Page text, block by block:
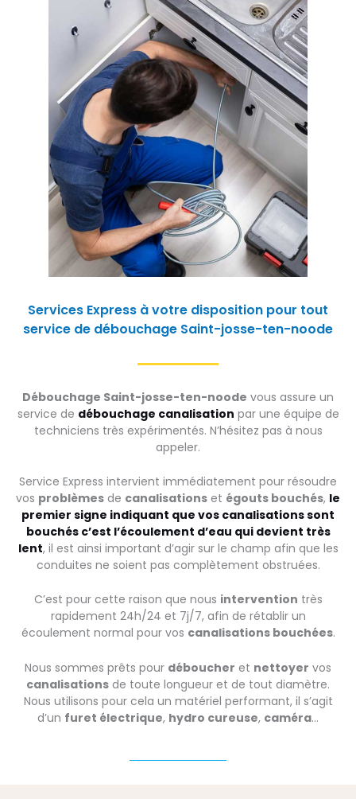
Services Express à votre disposition pour tout
service de débouchage Saint-josse-ten-noode
Débouchage Saint-josse-ten-noode vous assure un
service de débouchage canalisation par une équipe de
techniciens très expérimentés. N’hésitez pas à nous
appeler.
Service Express intervient immédiatement pour résoudre
vos problèmes de canalisations et égouts bouchés, le
premier signe indiquant que vos canalisations sont
bouchés c’est l’écoulement d’eau qui devient très
lent, il est ainsi important d’agir sur le champ afin que les
conduites ne soient pas complètement obstruées.
C’est pour cette raison que nous intervention très
rapidement 24h/24 et 7j/7, afin de rétablir un
écoulement normal pour vos canalisations bouchées.
Nous sommes prêts pour déboucher et nettoyer vos
canalisations de toute longueur et de tout diamètre.
Nous utilisons pour cela un matériel performant, il s’agit
d’un furet électrique, hydro cureuse, caméra…